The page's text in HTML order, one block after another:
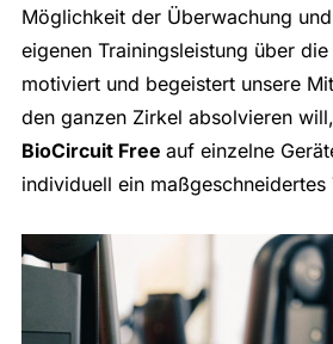
Möglichkeit der Überwachung
eigenen Trainingsleistung über
motiviert und begeistert unsere
den ganzen Zirkel absolvieren
BioCircuit Free auf einzelne
individuell ein maßgeschneidertes